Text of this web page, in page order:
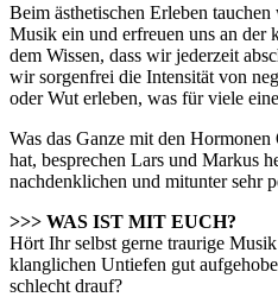
Beim ästhetischen Erleben
Musik ein und erfreuen uns an der
dem Wissen, dass wir jederzeit
wir sorgenfrei die Intensität von
oder Wut erleben, was für viele
Was das Ganze mit den
hat, besprechen Lars und Markus
nachdenklichen und mitunter sehr
>>> WAS IST MIT EUCH?
Hört Ihr selbst gerne traurige
klanglichen Untiefen gut
schlecht drauf?